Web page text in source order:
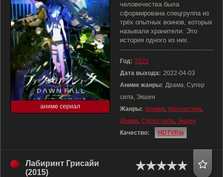
аниме сериал
человечества была
сформирована спецгруппа из
трёх опытных воинов, которых
называли хранители. Это
история одного из них.
Год: 2022
Дата выхода: 2022-04-03
Аниме жанры: Драма, Супер
сила, Экшен
Жанры: боевик, фантастика,
Драма, Супер сила, Экшен
Качество:
HDTVRip
Лабиринт Грисайи
(2015)